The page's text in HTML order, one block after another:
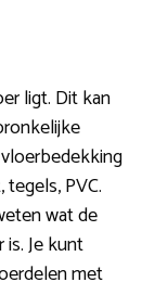
ligt. Dit kan
PVC.
wat de
Je kunt
met